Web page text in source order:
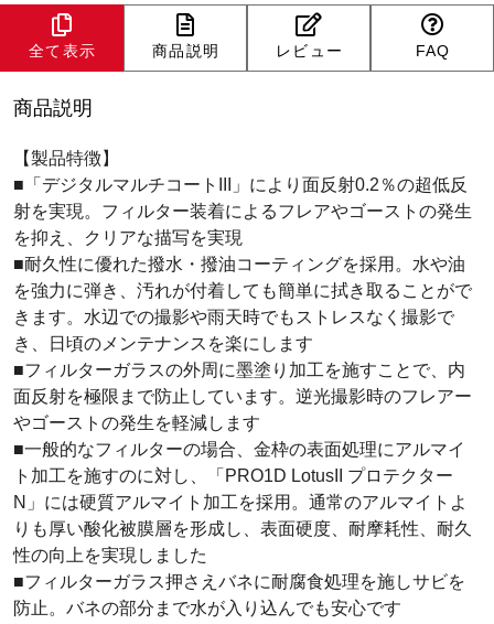
全て表示 商品説明 レビュー FAQ
商品説明
【製品特徴】
■「デジタルマルチコートIII」により面反射0.2％の超低反
射を実現。フィルター装着によるフレアやゴーストの発生
を抑え、クリアな描写を実現
■耐久性に優れた撥水・撥油コーティングを採用。水や油
を強力に弾き、汚れが付着しても簡単に拭き取ることがで
きます。水辺での撮影や雨天時でもストレスなく撮影で
き、日頃のメンテナンスを楽にします
■フィルターガラスの外周に墨塗り加工を施すことで、内
面反射を極限まで防止しています。逆光撮影時のフレアー
やゴーストの発生を軽減します
■一般的なフィルターの場合、金枠の表面処理にアルマイ
ト加工を施すのに対し、「PRO1D LotusII プロテクター
N」には硬質アルマイト加工を採用。通常のアルマイトよ
りも厚い酸化被膜層を形成し、表面硬度、耐摩耗性、耐久
性の向上を実現しました
■フィルターガラス押さえバネに耐腐食処理を施しサビを
防止。バネの部分まで水が入り込んでも安心です